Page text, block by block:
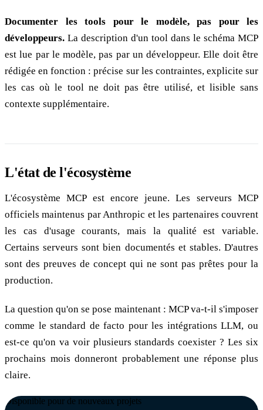
Documenter les tools pour le modèle, pas pour les
développeurs. La description d'un tool dans le schéma MCP
est lue par le modèle, pas par un développeur. Elle doit être
rédigée en fonction : précise sur les contraintes, explicite sur
les cas où le tool ne doit pas être utilisé, et lisible sans
contexte supplémentaire.
L'état de l'écosystème
L'écosystème MCP est encore jeune. Les serveurs MCP
officiels maintenus par Anthropic et les partenaires couvrent
les cas d'usage courants, mais la qualité est variable.
Certains serveurs sont bien documentés et stables. D'autres
sont des preuves de concept qui ne sont pas prêtes pour la
production.
La question qu'on se pose maintenant : MCP va-t-il s'imposer
comme le standard de facto pour les intégrations LLM, ou
est-ce qu'on va voir plusieurs standards coexister ? Les six
prochains mois donneront probablement une réponse plus
claire.
Disponible pour de nouveaux projets